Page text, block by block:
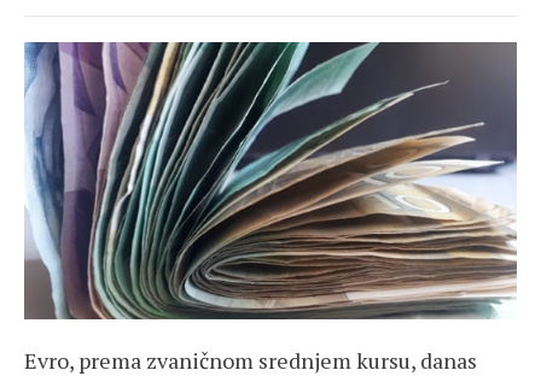
Evro, prema zvaničnom srednjem kursu, danas